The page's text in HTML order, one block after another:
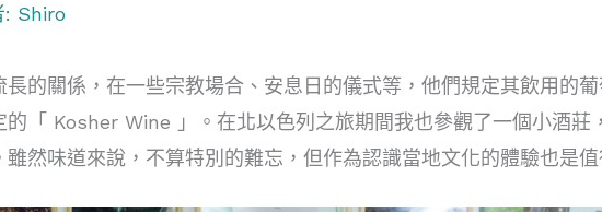
Shiro
的關係，在一些宗教場合、安息日的儀式等，他們規定其飲用的
的「 Kosher Wine 」。在北以色列之旅期間我也參觀了一個小酒
然味道來說，不算特別的難忘，但作為認識當地文化的體驗也是值